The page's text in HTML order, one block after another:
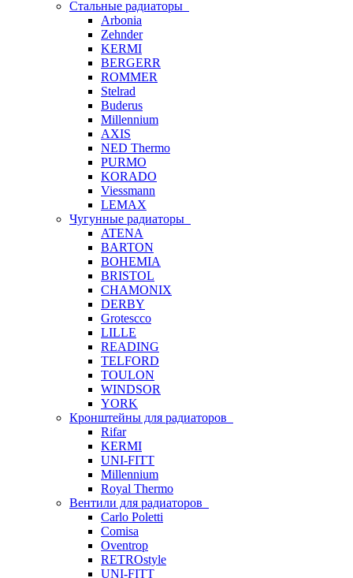
Стальные радиаторы
Arbonia
Zehnder
KERMI
BERGERR
ROMMER
Stelrad
Buderus
Millennium
AXIS
NED Thermo
PURMO
KORADO
Viessmann
LEMAX
Чугунные радиаторы
ATENA
BARTON
BOHEMIA
BRISTOL
CHAMONIX
DERBY
Grotescco
LILLE
READING
TELFORD
TOULON
WINDSOR
YORK
Кронштейны для радиаторов
Rifar
KERMI
UNI-FITT
Millennium
Royal Thermo
Вентили для радиаторов
Carlo Poletti
Comisa
Oventrop
RETROstyle
UNI-FITT